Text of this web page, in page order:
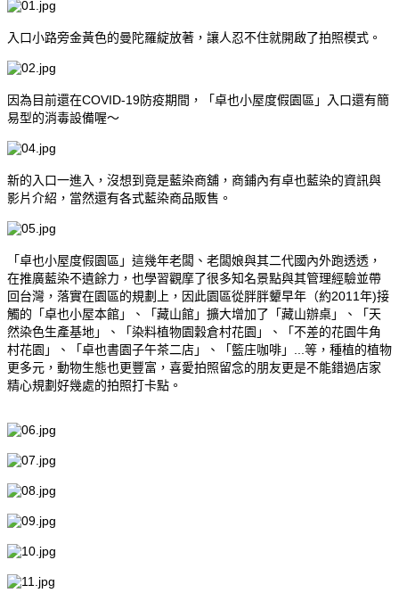
入口小路旁金黃色的曼陀羅綻放著，讓人忍不住就開啟了拍照模式。
因為目前還在COVID-19防疫期間，「卓也小屋度假園區」入口還有簡
易型的消毒設備喔～
新的入口一進入，沒想到竟是藍染商舖，商鋪內有卓也藍染的資訊與
影片介紹，當然還有各式藍染商品販售。
「卓也小屋度假園區」這幾年老闆、老闆娘與其二代國內外跑透透，
在推廣藍染不遺餘力，也學習觀摩了很多知名景點與其管理經驗並帶
回台灣，落實在園區的規劃上，因此園區從胖胖顰早年（約2011年)接
觸的「卓也小屋本館」、「藏山館」擴大增加了「藏山辦桌」、「天
然染色生產基地」、「染料植物園穀倉村花園」、「不差的花園牛角
村花園」、「卓也書園子午茶二店」、「籃庄咖啡」...等，種植的植物
更多元，動物生態也更豐富，喜愛拍照留念的朋友更是不能錯過店家
精心規劃好幾處的拍照打卡點。